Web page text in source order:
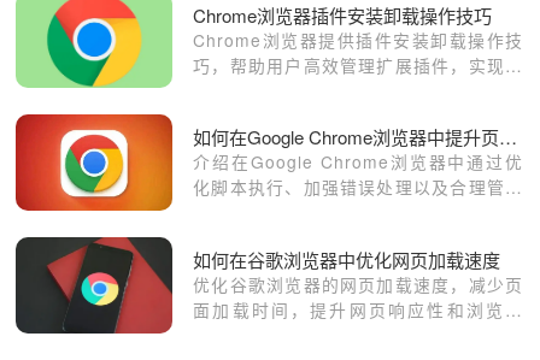
Chrome浏览器插件安装卸载操作技巧
Chrome浏览器提供插件安装卸载操作技
巧，帮助用户高效管理扩展插件，实现快
如何在Google Chrome浏览器中提升页面加载时的稳定性
介绍在Google Chrome浏览器中通过优
化脚本执行、加强错误处理以及合理管理
户能够享受到流畅稳定的浏览体验。
如何在谷歌浏览器中优化网页加载速度
优化谷歌浏览器的网页加载速度，减少页
面加载时间，提升网页响应性和浏览体